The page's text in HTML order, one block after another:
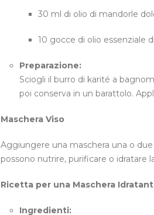
30 ml di olio di mandorle
10 gocce di olio essenziale
Preparazione:
Sciogli il burro di karité a
poi conserva in un barattolo.
Maschera Viso
Aggiungere una maschera una o
possono nutrire, purificare o idratare
Ricetta per una Maschera
Ingredienti: